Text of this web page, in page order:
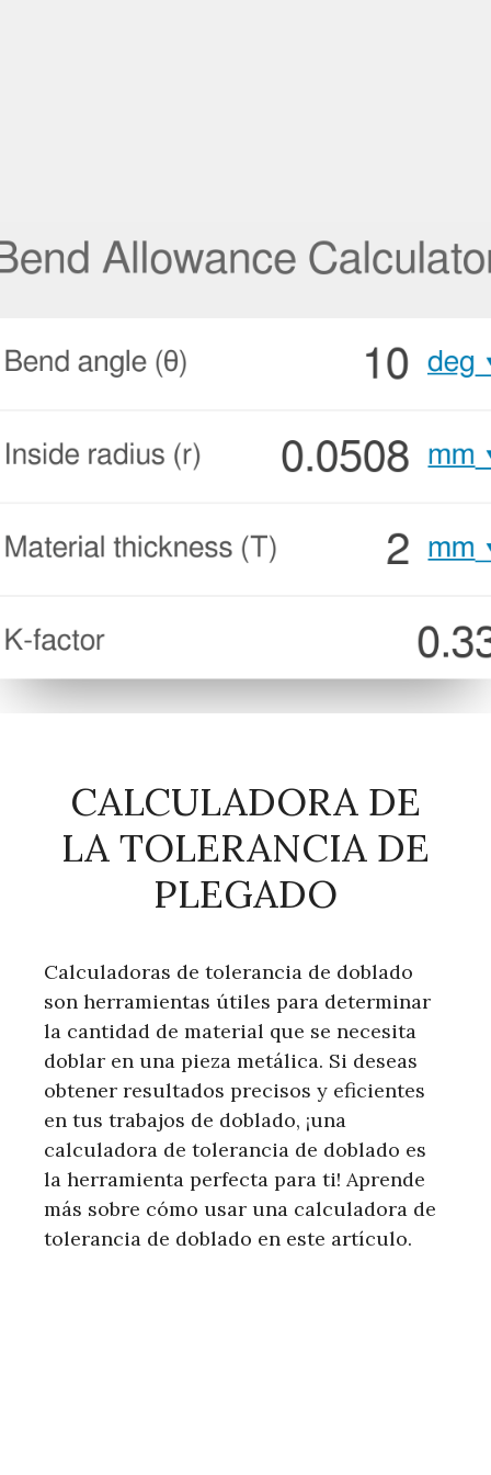
CALCULADORA DE
LA TOLERANCIA DE
PLEGADO
Calculadoras de tolerancia de doblado
son herramientas útiles para determinar
la cantidad de material que se necesita
doblar en una pieza metálica. Si deseas
obtener resultados precisos y eficientes
en tus trabajos de doblado, ¡una
calculadora de tolerancia de doblado es
la herramienta perfecta para ti! Aprende
más sobre cómo usar una calculadora de
tolerancia de doblado en este artículo.